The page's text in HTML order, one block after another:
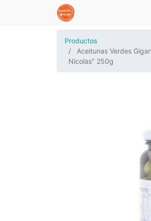
Productos
Aceitunas Verdes
Nicolas" 250g